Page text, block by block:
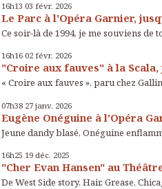
16h13 03 févr. 2026
Le Parc à l'Opéra Garnier,
Ce soir-là de 1994, je me souviens de
16h16 02 févr. 2026
"Croire aux fauves" à la
« Croire aux fauves », paru chez
07h38 27 janv. 2026
Eugène Onéguine à l'Opéra
Jeune dandy blasé, Onéguine
16h25 19 déc. 2025
"Cher Evan Hansen" au
De West Side story, Hair, Grease,